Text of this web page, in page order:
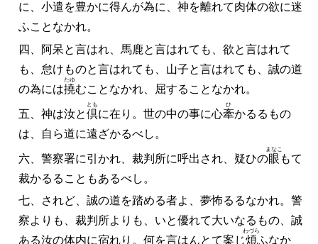
に、小遣を豊かに得んが為に、神を離れて肉体の欲に迷
ふことなかれ。
四、阿呆と言はれ、馬鹿と言はれても、欲と言はれて
も、怠けものと言はれても、山子と言はれても、誠の道
の為には撓
たゆ
むことなかれ、屈することなかれ。
五、神は汝と倶
とも
に在り。世の中の事に心牽
ひ
かるるもの
は、自ら道に遠ざかるべし。
六、警察署に引かれ、裁判所に呼出され、疑ひの眼
まなこ
もて
裁かるることもあるべし。
七、されど、誠の道を踏める者よ、夢怖るるなかれ。警
察よりも、裁判所よりも、いと優れて大いなるもの、誠
ある汝の体内に宿れり。何を言はんとて案じ煩
わづら
ふなか